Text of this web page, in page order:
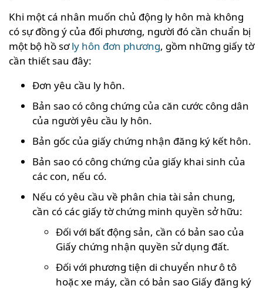
Khi một cá nhân muốn chủ động ly hôn mà không
có sự đồng ý của đối phương, người đó cần chuẩn bị
một bộ hồ sơly hôn đơn phương, gồm những giấy tờ
cần thiết sau đây:
Đơn yêu cầu ly hôn.
Bản sao có công chứng của căn cước công dân
của người yêu cầu ly hôn.
Bản gốc của giấy chứng nhận đăng ký kết hôn.
Bản sao có công chứng của giấy khai sinh của
các con, nếu có.
Nếu có yêu cầu về phân chia tài sản chung,
cần có các giấy tờ chứng minh quyền sở hữu:
Đối với bất động sản, cần có bản sao của
Giấy chứng nhận quyền sử dụng đất.
Đối với phương tiện di chuyển như ô tô
hoặc xe máy, cần có bản sao Giấy đăng ký